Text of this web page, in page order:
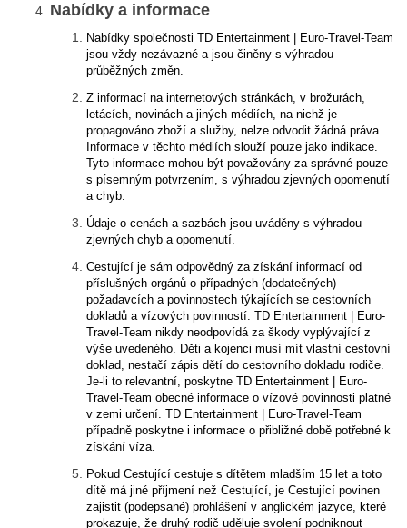
Nabídky a informace
Nabídky společnosti TD Entertainment | Euro-Travel-Team
jsou vždy nezávazné a jsou činěny s výhradou
průběžných změn.
Z informací na internetových stránkách, v brožurách,
letácích, novinách a jiných médiích, na nichž je
propagováno zboží a služby, nelze odvodit žádná práva.
Informace v těchto médiích slouží pouze jako indikace.
Tyto informace mohou být považovány za správné pouze
s písemným potvrzením, s výhradou zjevných opomenutí
a chyb.
Údaje o cenách a sazbách jsou uváděny s výhradou
zjevných chyb a opomenutí.
Cestující je sám odpovědný za získání informací od
příslušných orgánů o případných (dodatečných)
požadavcích a povinnostech týkajících se cestovních
dokladů a vízových povinností. TD Entertainment | Euro-
Travel-Team nikdy neodpovídá za škody vyplývající z
výše uvedeného. Děti a kojenci musí mít vlastní cestovní
doklad, nestačí zápis dětí do cestovního dokladu rodiče.
Je-li to relevantní, poskytne TD Entertainment | Euro-
Travel-Team obecné informace o vízové povinnosti platné
v zemi určení. TD Entertainment | Euro-Travel-Team
případně poskytne i informace o přibližné době potřebné k
získání víza.
Pokud Cestující cestuje s dítětem mladším 15 let a toto
dítě má jiné příjmení než Cestující, je Cestující povinen
zajistit (podepsané) prohlášení v anglickém jazyce, které
prokazuje, že druhý rodič uděluje svolení podniknout